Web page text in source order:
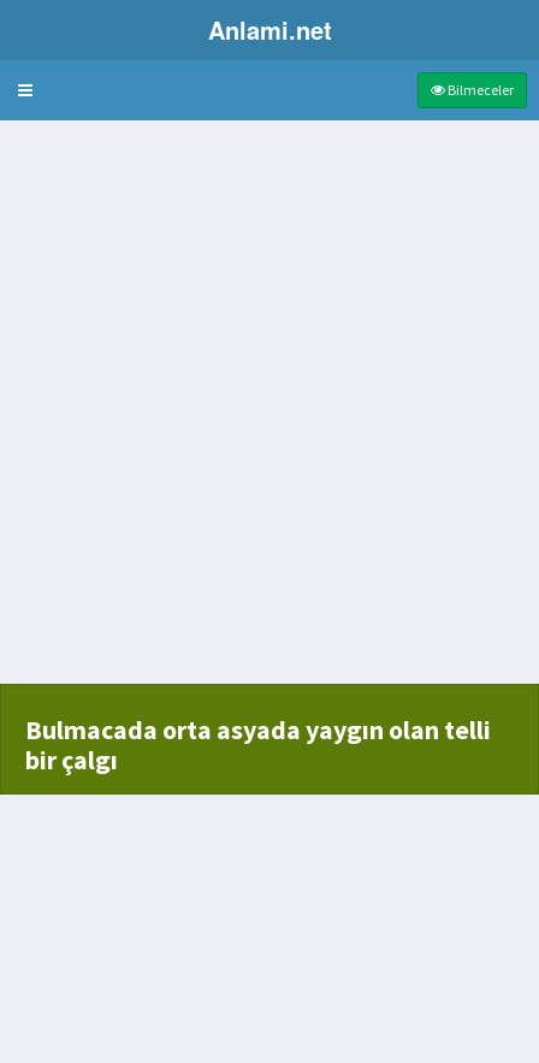
Anlami.net
Bulmaca Bilmeceler
Bulmacada orta asyada yaygın olan telli
bir çalgı